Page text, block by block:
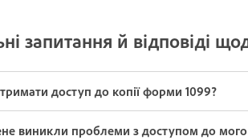
запитання й відповіді
доступ до копії форми 1099?
виникли проблеми з доступом до